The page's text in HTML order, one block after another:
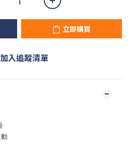
立即購買
加入追蹤清單